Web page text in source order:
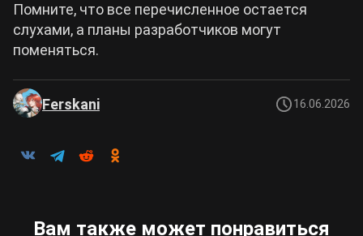
Помните, что все перечисленное остается
слухами, а планы разработчиков могут
поменяться.
Ferskani 16.06.2026
Вам также может понравиться